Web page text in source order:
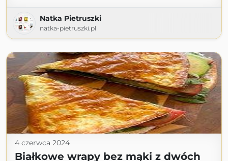
Natka Pietruszki
natka-pietruszki.pl
4 czerwca 2024
Białkowe wrapy bez mąki z dwóch